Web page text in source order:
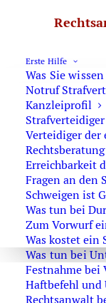
Erste Hilfe
Was Sie
Notruf
Kanzleiprofil
Verteidiger der
Erreichbarkeit
Fragen an den
Schweigen ist
Was tun bei
Zum Vorwurf
Was kostet ein
Was tun bei
Festnahme bei
Haftbefehl und
Rechtsanwalt
Home
Die
im
Berufung
sind die
denen
Strafgerichte
angegriffen
sich sehr